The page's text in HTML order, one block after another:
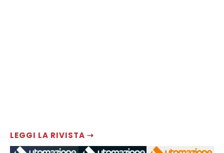
LEGGI LA RIVISTA ⇢